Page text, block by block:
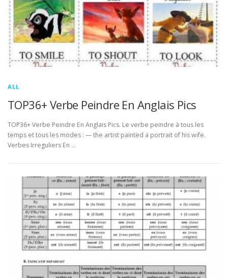
ALL
TOP36+ Verbe Peindre En Anglais Pics
TOP36+ Verbe Peindre En Anglais Pics. Le verbe peindre à tous les
temps et tous les modes : — the artist painted a portrait of his wife.
Verbes Irreguliers En …